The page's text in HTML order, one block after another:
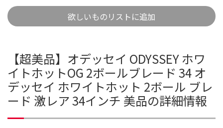
欲しいものリストに追加
【超美品】オデッセイ ODYSSEY ホワ
イトホットOG 2ボールブレード 34 オ
デッセイ ホワイトホット 2ボール ブレ
ード 激レア 34インチ 美品の詳細情報